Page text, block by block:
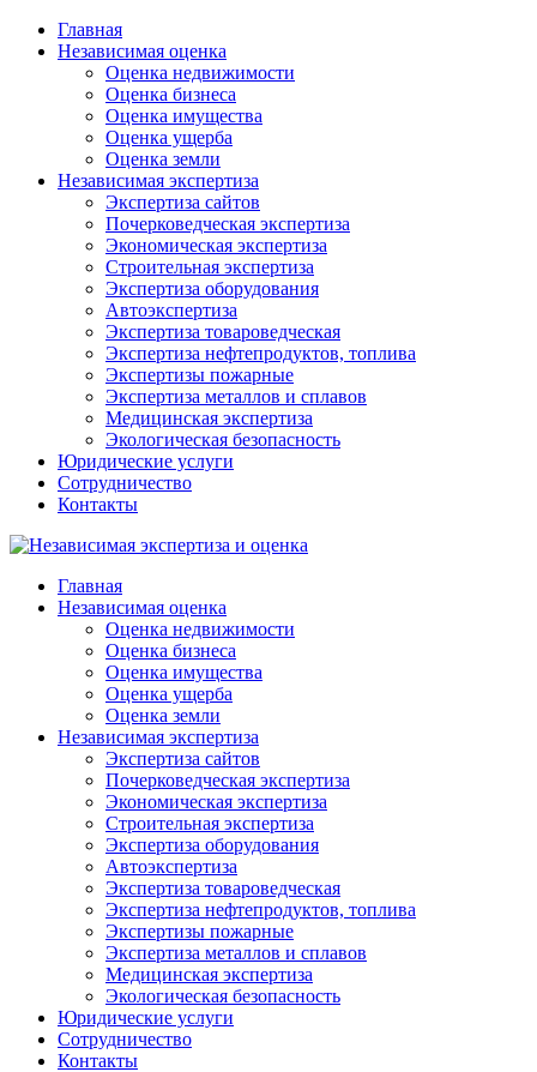
Главная
Независимая оценка
Оценка недвижимости
Оценка бизнеса
Оценка имущества
Оценка ущерба
Оценка земли
Независимая экспертиза
Экспертиза сайтов
Почерковедческая экспертиза
Экономическая экспертиза
Строительная экспертиза
Экспертиза оборудования
Автоэкспертиза
Экспертиза товароведческая
Экспертиза нефтепродуктов, топлива
Экспертизы пожарные
Экспертиза металлов и сплавов
Медицинская экспертиза
Экологическая безопасность
Юридические услуги
Сотрудничество
Контакты
Главная
Независимая оценка
Оценка недвижимости
Оценка бизнеса
Оценка имущества
Оценка ущерба
Оценка земли
Независимая экспертиза
Экспертиза сайтов
Почерковедческая экспертиза
Экономическая экспертиза
Строительная экспертиза
Экспертиза оборудования
Автоэкспертиза
Экспертиза товароведческая
Экспертиза нефтепродуктов, топлива
Экспертизы пожарные
Экспертиза металлов и сплавов
Медицинская экспертиза
Экологическая безопасность
Юридические услуги
Сотрудничество
Контакты